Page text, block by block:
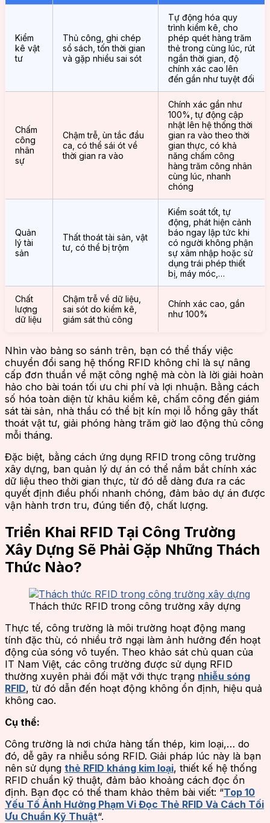
Kiểm
kê vật
tư
Thủ công, ghi chép
sổ sách, tốn thời gian
và gặp nhiều sai sót
Tự động hóa quy
trình kiểm kê, cho
phép quét hàng trăm
thẻ trong cùng lúc, rút
ngắn thời gian, độ
chính xác cao lên
đến gần như tuyệt đối
Chấm
công
nhân
sự
Chậm trễ, ùn tắc đầu
ca, có thể sái ót về
thời gian ra vào
Chính xác gần như
100%, tự động cập
nhật lên hệ thống thời
gian ra vào theo thời
gian thực, có khả
năng chấm công
hàng trăm công nhân
cùng lúc, nhanh
chóng
Quản
lý tài
sản
Thất thoát tài sản, vật
tư, có thể bị trộm
Kiểm soát tốt, tự
động, phát hiện cảnh
báo ngay lập tức khi
có người không phận
sự xâm nhập hoặc sử
dụng trái phép thiết
bị, máy móc,…
Chất
lượng
dữ liệu
Chậm trễ về dữ liệu,
sai sót do kiểm kê,
giám sát thủ công
Chính xác cao, gần
như 100%
Nhìn vào bảng so sánh trên, bạn có thể thấy việc
chuyển đổi sang hệ thống RFID không chỉ là sự nâng
cấp đơn thuần về mặt công nghệ mà còn là lời giải hoàn
hảo cho bài toán tối ưu chi phí và lợi nhuận. Bằng cách
số hóa toàn diện từ khâu kiểm kê, chấm công đến giám
sát tài sản, nhà thầu có thể bịt kín mọi lỗ hổng gây thất
thoát vật tư, giải phóng hàng trăm giờ lao động thủ công
mỗi tháng.
Đặc biệt, bằng cách ứng dụng RFID trong công trường
xây dựng, ban quản lý dự án có thể nắm bắt chính xác
dữ liệu theo thời gian thực, từ đó dễ dàng đưa ra các
quyết định điều phối nhanh chóng, đảm bảo dự án được
vận hành trơn tru, đúng tiến độ, chất lượng.
Triển Khai RFID Tại Công Trường
Xây Dựng Sẽ Phải Gặp Những Thách
Thức Nào?
Thách thức RFID trong công trường xây dựng
Thực tế, công trường là môi trường hoạt động mang
tính đặc thù, có nhiều trở ngại làm ảnh hưởng đến hoạt
động của sóng vô tuyến. Theo khảo sát chủ quan của
IT Nam Việt, các công trường được sử dụng RFID
thường xuyên phải đối mặt với thực trạng nhiễu sóng
RFID, từ đó dẫn đến hoạt động không ổn định, hiệu quả
không cao.
Cụ thể:
Công trường là nơi chứa hàng tấn thép, kim loại,… do
đó, dễ gây ra nhiễu sóng RFID. Giải pháp lúc này là bạn
nên sử dụng thẻ RFID kháng kim loại, thiết kế hệ thống
RFID chuẩn kỹ thuật, đảm bảo khoảng cách đọc ổn
định. Bạn đọc có thể tham khảo thêm bài viết: “Top 10
Yếu Tố Ảnh Hưởng Phạm Vi Đọc Thẻ RFID Và Cách Tối
Ưu Chuẩn Kỹ Thuật“.